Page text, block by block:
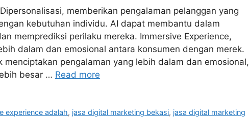
memberikan pengalaman pelanggan yang
kebutuhan individu. AI dapat membantu dalam
memprediksi perilaku mereka. Immersive Experience,
dalam dan emosional antara konsumen dengan merek.
pengalaman yang lebih dalam dan emosional,
besar … Read more
experience adalah, jasa digital marketing bekasi, jasa digital marketing